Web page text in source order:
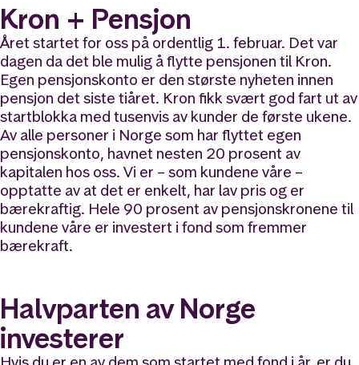
Kron + Pensjon
Året startet for oss på ordentlig 1. februar. Det var
dagen da det ble mulig å flytte pensjonen til Kron.
Egen pensjonskonto er den største nyheten innen
pensjon det siste tiåret. Kron fikk svært god fart ut av
startblokka med tusenvis av kunder de første ukene.
Av alle personer i Norge som har flyttet egen
pensjonskonto, havnet nesten 20 prosent av
kapitalen hos oss. Vi er – som kundene våre –
opptatte av at det er enkelt, har lav pris og er
bærekraftig. Hele 90 prosent av pensjonskronene til
kundene våre er investert i fond som fremmer
bærekraft.
Halvparten av Norge
investerer